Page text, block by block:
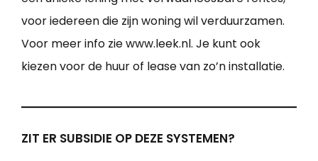
voor iedereen die zijn woning wil verduurzamen.
Voor meer info zie www.leek.nl. Je kunt ook
kiezen voor de huur of lease van zo’n installatie.
ZIT ER SUBSIDIE OP DEZE SYSTEMEN?